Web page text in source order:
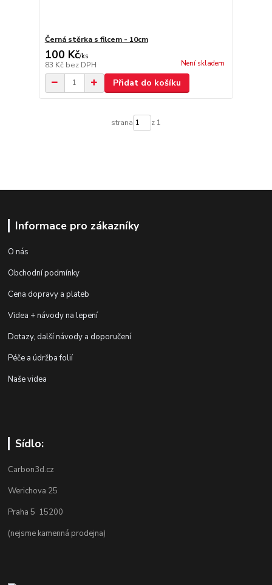
Černá stěrka s filcem - 10cm
100 Kč/ks
83 Kč bez DPH Není skladem
Přidat do košíku
strana z 1
Informace pro zákazníky
O nás
Obchodní podmínky
Cena dopravy a plateb
Videa + návody na lepení
Dotazy, další návody a doporučení
Péče a údržba folií
Naše videa
Sídlo:
Carbon3d.cz
Werichova 25
Praha 5 15200
(nejsme kamenná prodejna)